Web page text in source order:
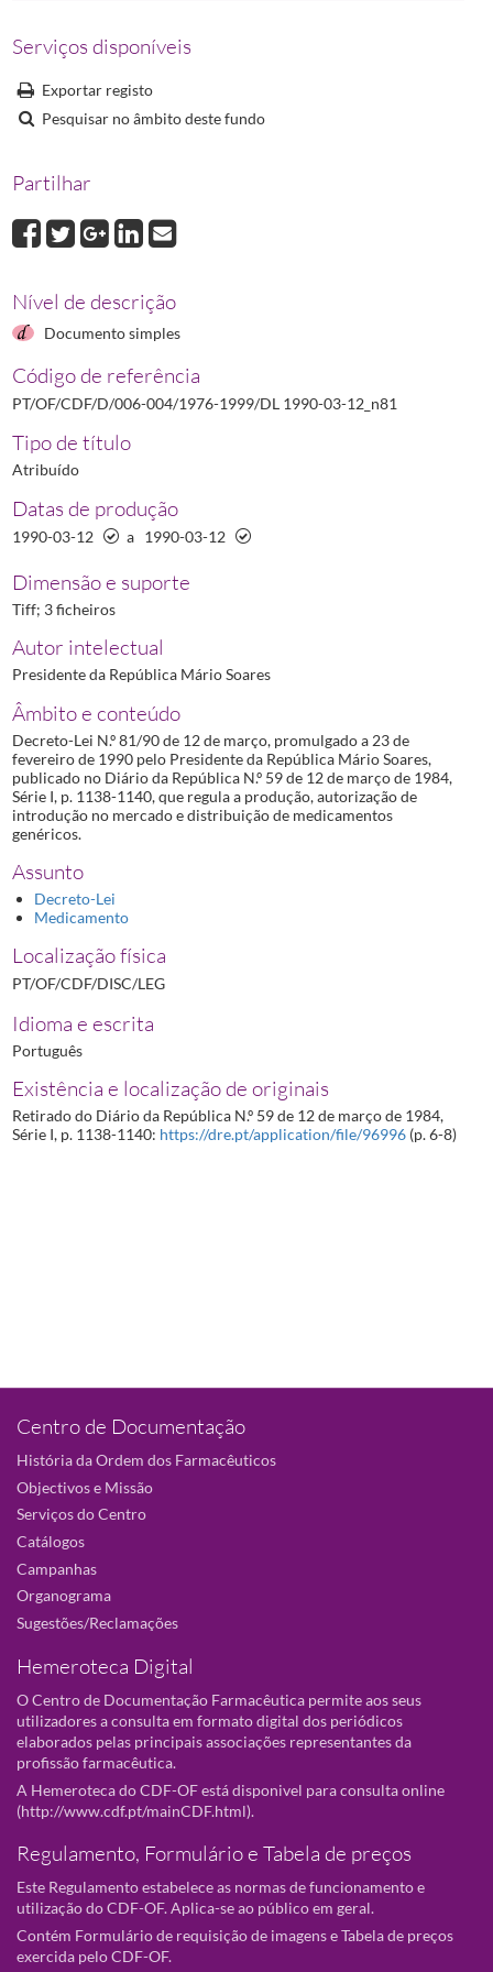
DL 1991-02-08_n72
DL 1993-03-15_n80
DL 1993-07-09_n249Decreto-Lei N.º 249/93 relativo a medicamentos
Serviços disponíveis
Exportar registo
Pesquisar no âmbito deste fundo
Partilhar
Nível de descrição
Documento simples
Código de referência
PT/OF/CDF/D/006-004/1976-1999/DL 1990-03-12_n81
Tipo de título
Atribuído
Datas de produção
1990-03-12 a 1990-03-12
Dimensão e suporte
Tiff; 3 ficheiros
Autor intelectual
Presidente da República Mário Soares
Âmbito e conteúdo
Decreto-Lei N.º 81/90 de 12 de março, promulgado a 23 de
fevereiro de 1990 pelo Presidente da República Mário Soares,
publicado no Diário da República N.º 59 de 12 de março de 1984,
Série I, p. 1138-1140, que regula a produção, autorização de
introdução no mercado e distribuição de medicamentos
genéricos.
Assunto
Decreto-Lei
Medicamento
Localização física
PT/OF/CDF/DISC/LEG
Idioma e escrita
Português
Existência e localização de originais
Retirado do Diário da República N.º 59 de 12 de março de 1984,
Série I, p. 1138-1140: https://dre.pt/application/file/96996(p. 6-8)
Centro de Documentação
História da Ordem dos Farmacêuticos
Objectivos e Missão
Serviços do Centro
Catálogos
Campanhas
Organograma
Sugestões/Reclamações
Hemeroteca Digital
O Centro de Documentação Farmacêutica permite aos seus
utilizadores a consulta em formato digital dos periódicos
elaborados pelas principais associações representantes da
profissão farmacêutica.
A Hemeroteca do CDF-OF está disponivel para consulta online
(http://www.cdf.pt/mainCDF.html).
Regulamento, Formulário e Tabela de preços
Este Regulamento estabelece as normas de funcionamento e
utilização do CDF-OF. Aplica-se ao público em geral.
Contém Formulário de requisição de imagens e Tabela de preços
exercida pelo CDF-OF.